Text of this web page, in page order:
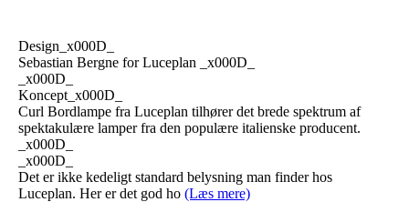
Design_x000D_
Sebastian Bergne for Luceplan _x000D_
_x000D_
Koncept_x000D_
Curl Bordlampe fra Luceplan tilhører det brede spektrum af
spektakulære lamper fra den populære italienske producent.
_x000D_
_x000D_
Det er ikke kedeligt standard belysning man finder hos
Luceplan. Her er det god ho (Læs mere)